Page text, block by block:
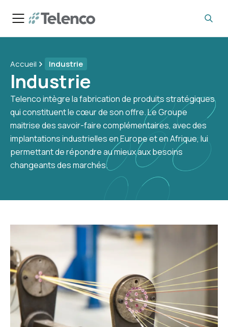
Accueil Industrie
Industrie
Telenco intègre la fabrication de produits stratégiques
qui constituent le cœur de son offre. Le Groupe
maitrise des savoir-faire complémentaires, avec des
implantations industrielles en Europe et en Afrique, lui
permettant de répondre au mieux aux besoins
changeants des marchés.